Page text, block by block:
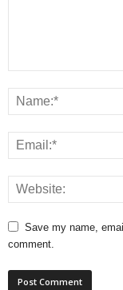
Save my name,
comment.